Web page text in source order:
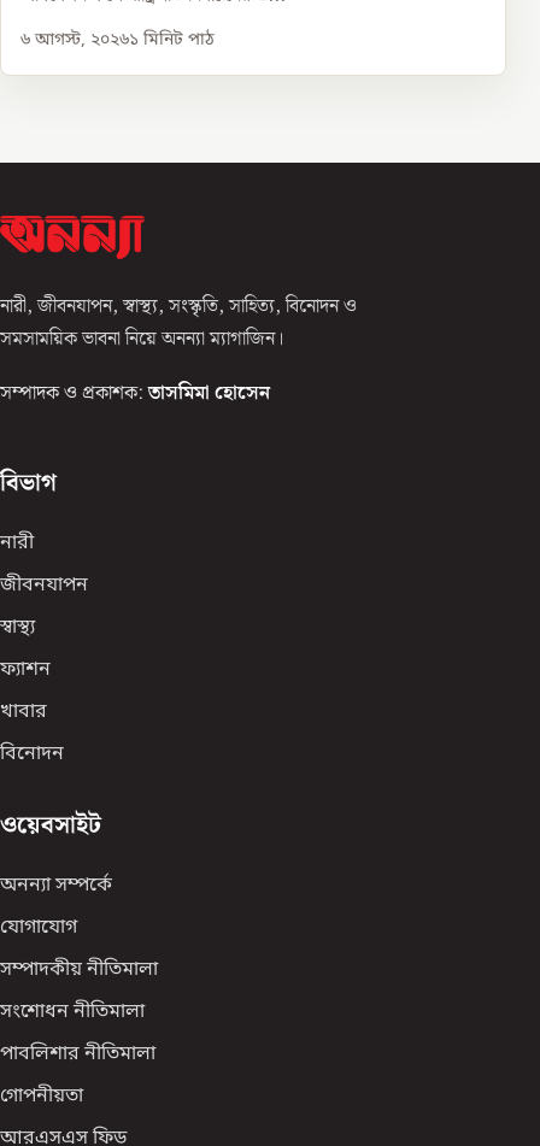
৬ আগস্ট, ২০২৬১ মিনিট পাঠ
নারী, জীবনযাপন, স্বাস্থ্য, সংস্কৃতি, সাহিত্য, বিনোদন ও
সমসাময়িক ভাবনা নিয়ে অনন্যা ম্যাগাজিন।
সম্পাদক ও প্রকাশক: তাসমিমা হোসেন
বিভাগ
নারী
জীবনযাপন
স্বাস্থ্য
ফ্যাশন
খাবার
বিনোদন
ওয়েবসাইট
অনন্যা সম্পর্কে
যোগাযোগ
সম্পাদকীয় নীতিমালা
সংশোধন নীতিমালা
পাবলিশার নীতিমালা
গোপনীয়তা
আরএসএস ফিড